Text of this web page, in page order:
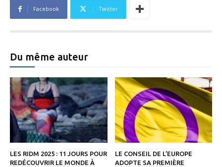
Facebook Twitter
Du même auteur
LES RIDM 2025 : 11 JOURS POUR
REDÉCOUVRIR LE MONDE À
LE CONSEIL DE L’EUROPE
ADOPTE SA PREMIÈRE